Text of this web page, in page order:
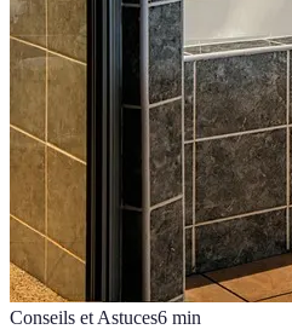
Conseils et Astuces6 min